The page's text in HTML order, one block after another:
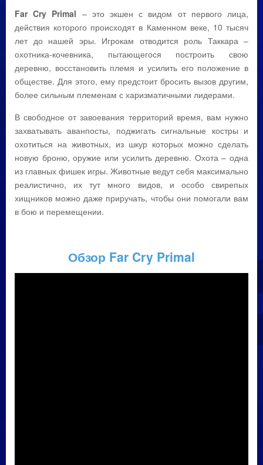
Far Cry Primal – это экшен с видом от первого лица,
действия которого происходят в Каменном веке, 10 тысяч
лет до нашей эры. Игрокам отводится роль Таккара –
охотника-кочевника, пытающегося построить свою
деревню, восстановить племя и усилить его положение в
обществе. Для этого, ему предстоит бросить вызов другим,
более сильным племенам с харизматичными лидерами.
В свободное от завоевания территорий время, вам нужно
захватывать аванпосты, поджигать сигнальные костры и
охотиться на животных, из шкур которых можно сделать
новую броню, оружие или усилить деревню. Охота – одна
из главных фишек игры. Животные ведут себя максимально
реалистично, их тут много видов, и особо свирепых
хищников можно даже приручать, чтобы они помогали вам
в бою и перемещении.
Обзор Far Cry Primal